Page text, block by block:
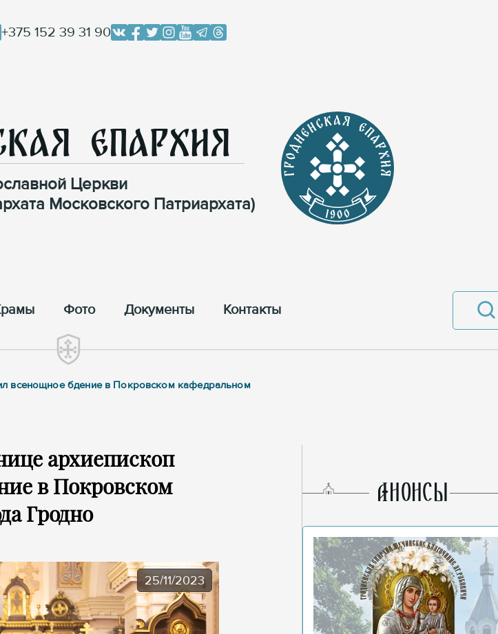
+375 152 39 31 90
Епархия
Церкви
Московского Патриархата)
Фото Документы Контакты
всенощное бдение в Покровском кафедральном
архиепископ
в Покровском
Гродно
25/11/2023
AНОНСЫ